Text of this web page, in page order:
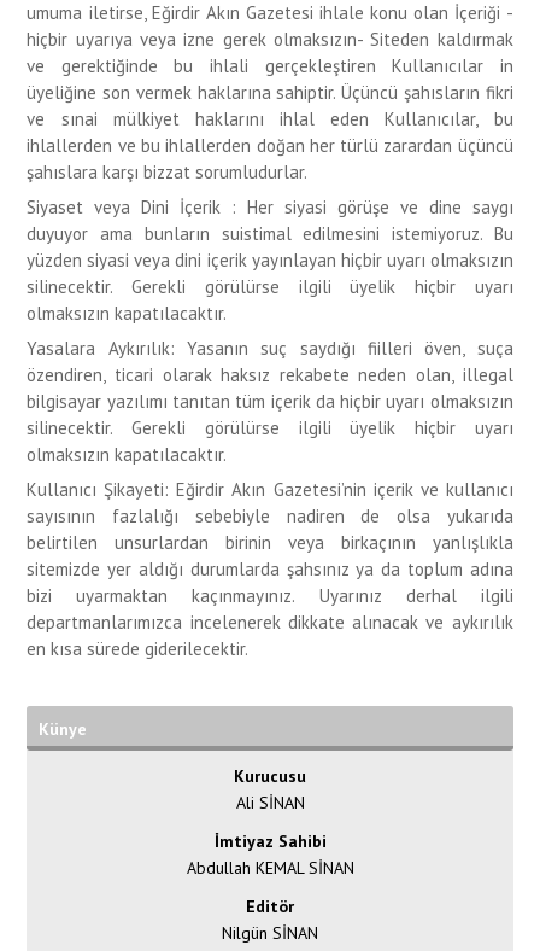
umuma iletirse, Eğirdir Akın Gazetesi ihlale konu olan İçeriği -
hiçbir uyarıya veya izne gerek olmaksızın- Siteden kaldırmak
ve gerektiğinde bu ihlali gerçekleştiren Kullanıcılar in
üyeliğine son vermek haklarına sahiptir. Üçüncü şahısların fikri
ve sınai mülkiyet haklarını ihlal eden Kullanıcılar, bu
ihlallerden ve bu ihlallerden doğan her türlü zarardan üçüncü
şahıslara karşı bizzat sorumludurlar.
Siyaset veya Dini İçerik : Her siyasi görüşe ve dine saygı
duyuyor ama bunların suistimal edilmesini istemiyoruz. Bu
yüzden siyasi veya dini içerik yayınlayan hiçbir uyarı olmaksızın
silinecektir. Gerekli görülürse ilgili üyelik hiçbir uyarı
olmaksızın kapatılacaktır.
Yasalara Aykırılık: Yasanın suç saydığı fiilleri öven, suça
özendiren, ticari olarak haksız rekabete neden olan, illegal
bilgisayar yazılımı tanıtan tüm içerik da hiçbir uyarı olmaksızın
silinecektir. Gerekli görülürse ilgili üyelik hiçbir uyarı
olmaksızın kapatılacaktır.
Kullanıcı Şikayeti: Eğirdir Akın Gazetesi’nin içerik ve kullanıcı
sayısının fazlalığı sebebiyle nadiren de olsa yukarıda
belirtilen unsurlardan birinin veya birkaçının yanlışlıkla
sitemizde yer aldığı durumlarda şahsınız ya da toplum adına
bizi uyarmaktan kaçınmayınız. Uyarınız derhal ilgili
departmanlarımızca incelenerek dikkate alınacak ve aykırılık
en kısa sürede giderilecektir.
Künye
Kurucusu
Ali SİNAN
İmtiyaz Sahibi
Abdullah KEMAL SİNAN
Editör
Nilgün SİNAN